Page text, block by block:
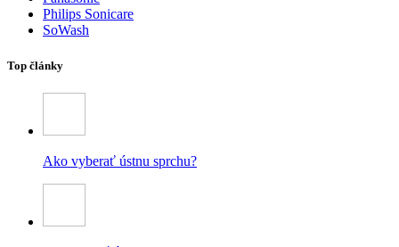
Philips Sonicare
SoWash
Top články
Ako vyberať ústnu sprchu?